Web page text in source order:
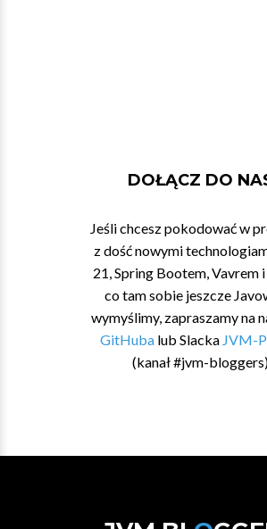
DOŁĄCZ DO
Jeśli chcesz pokodować w
z dość nowymi
21, Spring Bootem, Vavrem
co tam sobie jeszcze
wymyślimy, zapraszamy na
GitHubalub Slacka JVM-
(kanał #jvm-